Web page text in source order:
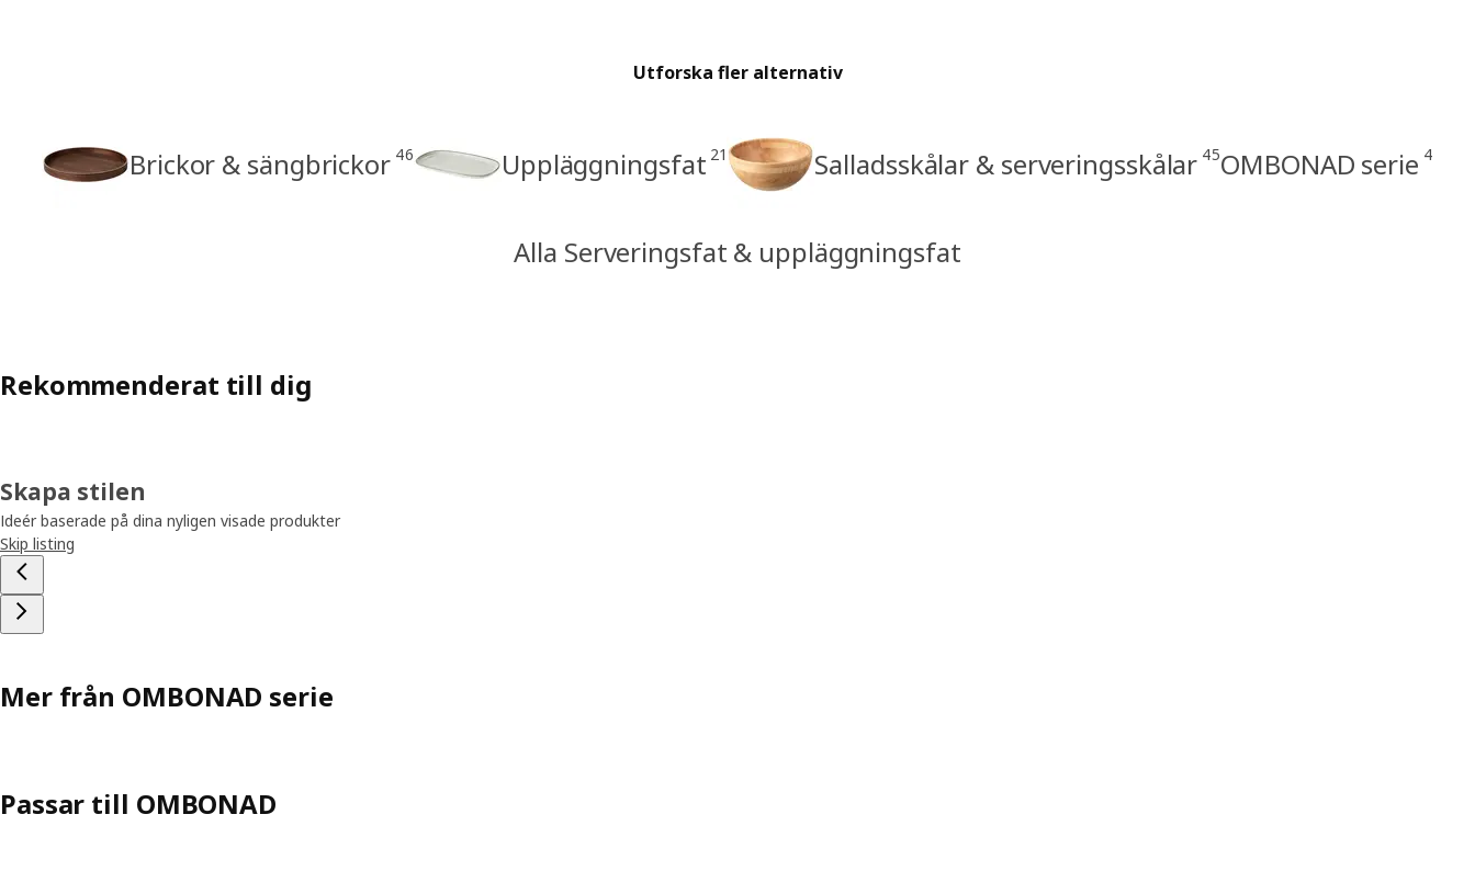
Utforska fler alternativ
Brickor & sängbrickor 46 Uppläggningsfat 21 Salladsskålar & serveringsskålar 45OMBONAD serie 4
Alla Serveringsfat & uppläggningsfat
Rekommenderat till dig
Skapa stilen
Ideér baserade på dina nyligen visade produkter
Skip listing
Mer från OMBONAD serie
Passar till OMBONAD